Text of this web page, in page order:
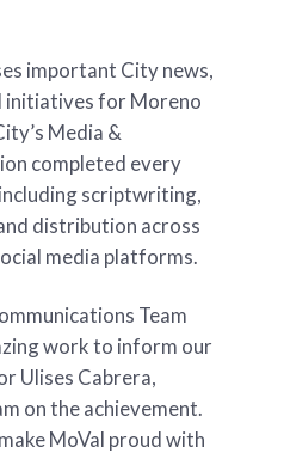
important City news,
initiatives for Moreno
Media &
completed every
scriptwriting,
distribution across
media platforms.
Team
work to inform our
Ulises Cabrera,
on the achievement.
MoVal proud with